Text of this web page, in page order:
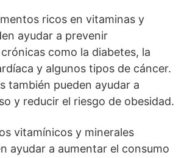
ricos en vitaminas y
ayudar a prevenir
como la diabetes, la
y algunos tipos de cáncer.
también pueden ayudar a
y reducir el riesgo de obesidad.
vitamínicos y minerales
ayudar a aumentar el consumo